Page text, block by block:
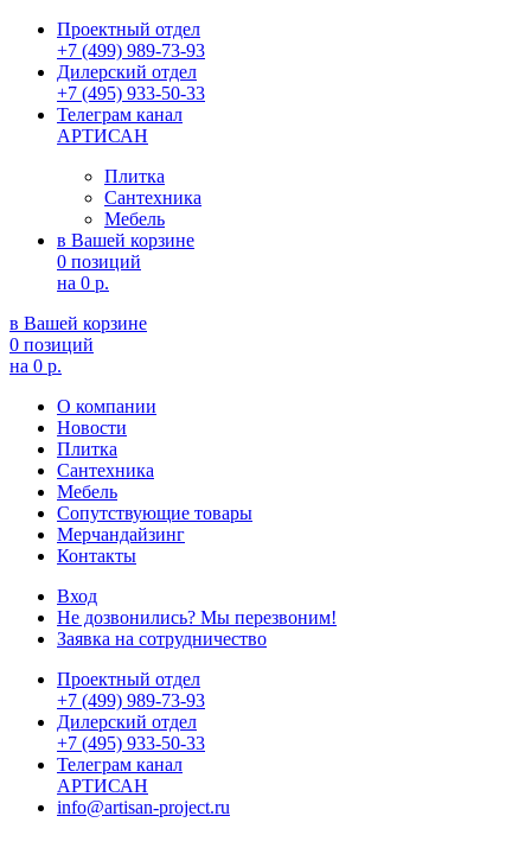
Проектный отдел
+7 (499) 989-73-93
Дилерский отдел
+7 (495) 933-50-33
Телеграм канал
АРТИСАН
Плитка
Сантехника
Мебель
в Вашей корзине
0 позиций
на 0 р.
в Вашей корзине
0 позиций
на 0 р.
О компании
Новости
Плитка
Сантехника
Мебель
Сопутствующие товары
Мерчандайзинг
Контакты
Вход
Не дозвонились? Мы перезвоним!
Заявка на сотрудничество
Проектный отдел
+7 (499) 989-73-93
Дилерский отдел
+7 (495) 933-50-33
Телеграм канал
АРТИСАН
info@artisan-project.ru